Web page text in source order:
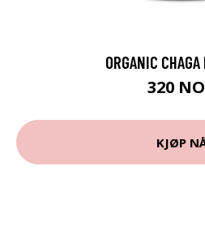
ORGANIC
320
KJØP